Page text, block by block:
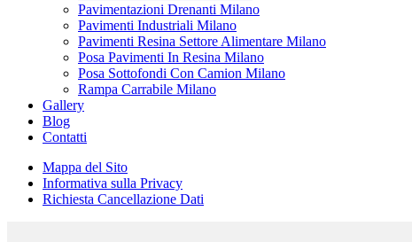
Pavimentazioni Drenanti Milano
Pavimenti Industriali Milano
Pavimenti Resina Settore Alimentare Milano
Posa Pavimenti In Resina Milano
Posa Sottofondi Con Camion Milano
Rampa Carrabile Milano
Gallery
Blog
Contatti
Mappa del Sito
Informativa sulla Privacy
Richiesta Cancellazione Dati